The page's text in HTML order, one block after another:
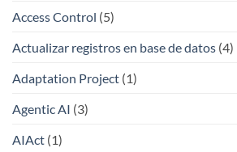
Access Control (5)
Actualizar registros en base de datos (4)
Adaptation Project (1)
Agentic AI (3)
AIAct (1)